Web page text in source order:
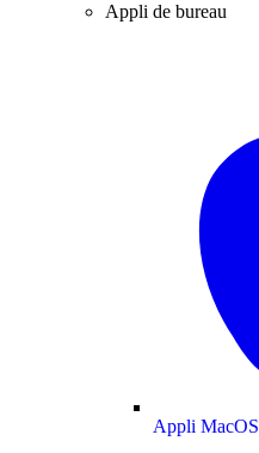
Appli de bureau
Appli MacOS